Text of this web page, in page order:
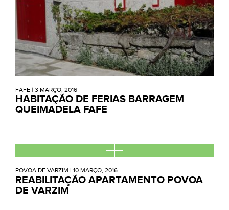
FAFE | 3 MARÇO, 2016
HABITAÇÃO DE FERIAS BARRAGEM
QUEIMADELA FAFE
POVOA DE VARZIM | 10 MARÇO, 2016
REABILITAÇÃO APARTAMENTO POVOA
DE VARZIM